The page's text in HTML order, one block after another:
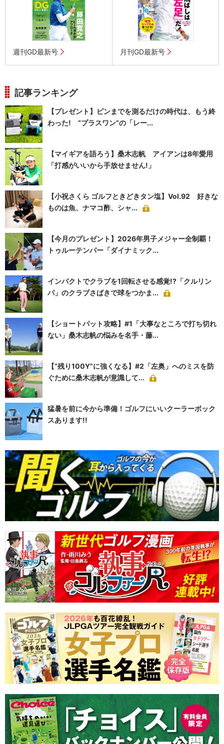
週刊GD最新号 月刊GD最新号
記事ランキング
【プレゼント】ピンまでを測るだけの時代は、もう終
わった! “プラスワン”の「レー...
【マイギアを語ろう】桑木志帆 アイアンは8年愛用
「打感がいいから手放せません!」
【小祝さくら ゴルフときどきタン塩】Vol.92 好きな
ものは魚、ナマコ酢、シャ...
【今月のプレゼント】2026年男子メジャー全制覇！
トゥルーテンパー「ダイナミック...
インパクトでクラブを1回転させる感覚!?「クルリン
パ」のクラブさばきで球をつかま...
【ショートパット攻略】#1「大事なところで打ち切れ
ない」桑木志帆の悩みを名手・藤...
【“残り100Y”に強くなる】#2「左奥」へのミスを防
ぐために桑木志帆が意識して...
猛暑を前に今から準備！ゴルフにいいクーラーボック
スあります!!